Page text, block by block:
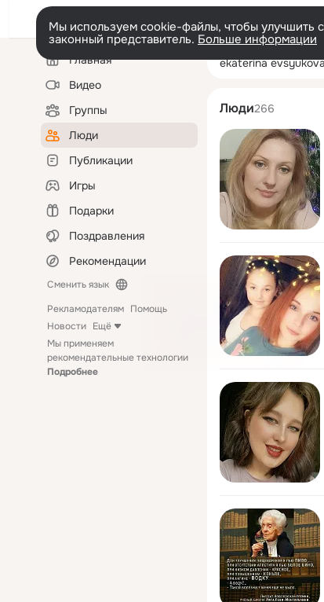
Мы используем cookie-файлы, чтобы улучшить
законный представитель. Больше информации
Левая
колонкаГлавная
Видео
Группы
Люди
Публикации
Игры
Подарки
Поздравления
Рекомендации
Сменить язык
Рекламодателям Помощь
Новости Ещё
Мы применяем
рекомендательные технологии
Подробнее
ekaterina
Люди266